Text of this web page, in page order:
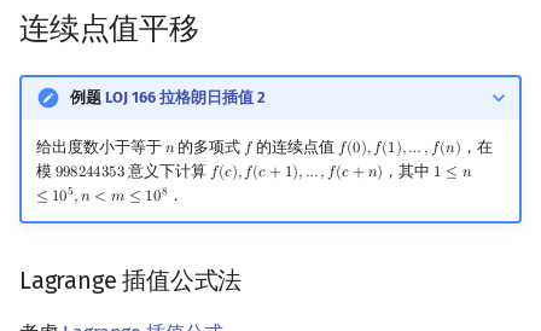
连续点值平移
例题 LOJ 166 拉格朗日插值 2
给出度数小于等于 𝑛
n的多项式 𝑓
f 的连续点值 𝑓(0),𝑓(1),… ,𝑓(𝑛)
f(0),f(1),…,f(n )
，在
模 998244353
998244353 意义下计算 𝑓(𝑐),𝑓(𝑐 + 1), …,𝑓(𝑐 + 𝑛)
f(c),f(c+1) ,… ,f(c +n ) ，其中 1 ≤ 𝑛
≤ 105,𝑛 < 𝑚 ≤ 108
1 ≤n ≤10
．
Lagrange 插值公式法